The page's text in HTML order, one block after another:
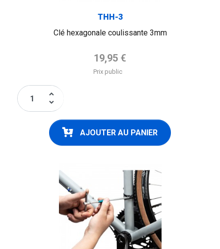
THH-3
Clé hexagonale coulissante 3mm
Prix de base
19,95 €
Prix public
keyboard_arrow_up
keyboard_arrow_down
AJOUTER AU PANIER